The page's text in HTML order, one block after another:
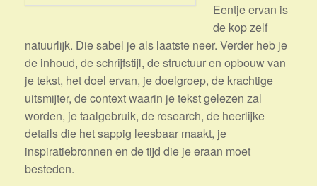
Eentje ervan is
de kop zelf
natuurlijk. Die sabel je als laatste neer. Verder heb je
de inhoud, de schrijfstijl, de structuur en opbouw van
je tekst, het doel ervan, je doelgroep, de krachtige
uitsmijter, de context waarin je tekst gelezen zal
worden, je taalgebruik, de research, de heerlijke
details die het sappig leesbaar maakt, je
inspiratiebronnen en de tijd die je eraan moet
besteden.